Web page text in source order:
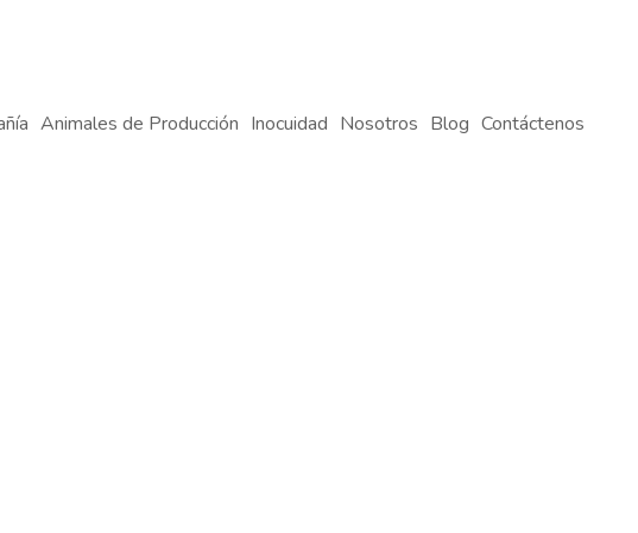
Animales de Producción Inocuidad Nosotros Blog Contáctenos